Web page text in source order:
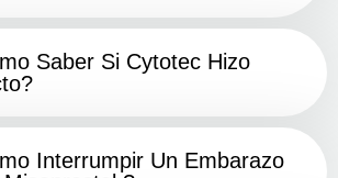
Saber Si Cytotec Hizo
Interrumpir Un Embarazo